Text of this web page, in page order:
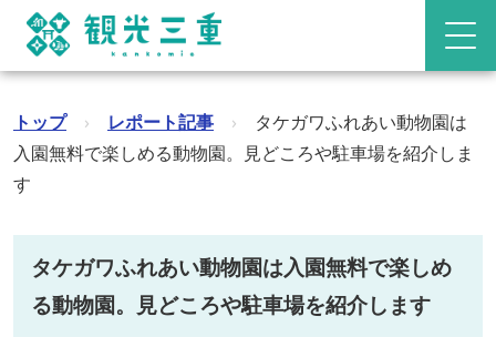
トップ › レポート記事 ›
タケガワふれあい動物園は
入園無料で楽しめる動物園。見どころや駐車場を紹介しま
す
タケガワふれあい動物園は入園無料で楽しめ
る動物園。見どころや駐車場を紹介します